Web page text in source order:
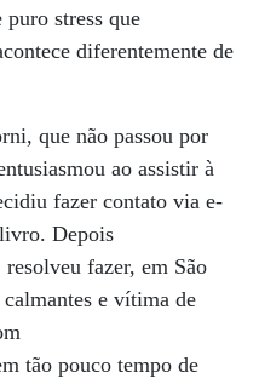
stress que
diferentemente de
que não passou por
ao assistir à
fazer contato via e-
Depois
fazer, em São
e vítima de
tão pouco tempo de